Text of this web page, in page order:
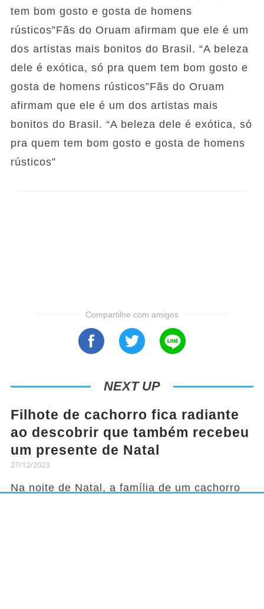
tem bom gosto e gosta de homens
rústicos”Fãs do Oruam afirmam que ele é um
dos artistas mais bonitos do Brasil. “A beleza
dele é exótica, só pra quem tem bom gosto e
gosta de homens rústicos”Fãs do Oruam
afirmam que ele é um dos artistas mais
bonitos do Brasil. “A beleza dele é exótica, só
pra quem tem bom gosto e gosta de homens
rústicos”
Compartilhe com amigos
NEXT UP
Filhote de cachorro fica radiante
ao descobrir que também recebeu
um presente de Natal
27/12/2023
Na noite de Natal, a família de um cachorro